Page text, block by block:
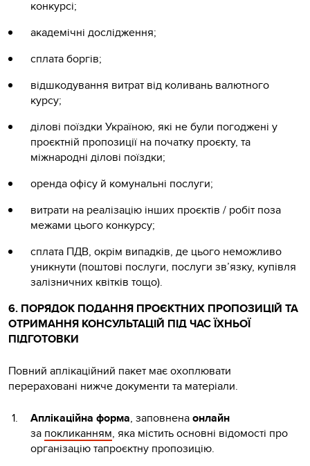
конкурсі;
академічні дослідження;
сплата боргів;
відшкодування витрат від коливань валютного
курсу;
ділові поїздки Україною, які не були погоджені у
проєктній пропозиції на початку проєкту, та
міжнародні ділові поїздки;
оренда офісу й комунальні послуги;
витрати на реалізацію інших проєктів / робіт поза
межами цього конкурсу;
сплата ПДВ, окрім випадків, де цього неможливо
уникнути (поштові послуги, послуги зв’язку, купівля
залізничних квітків тощо).
6. ПОРЯДОК ПОДАННЯ ПРОЄКТНИХ ПРОПОЗИЦІЙ ТА
ОТРИМАННЯ КОНСУЛЬТАЦІЙ ПІД ЧАС ЇХНЬОЇ
ПІДГОТОВКИ
Повний аплікаційний пакет має охоплювати
перераховані нижче документи та матеріали.
Аплікаційна форма, заповненаонлайн
за покликанням, яка містить основні відомості про
організацію тапроєктну пропозицію.